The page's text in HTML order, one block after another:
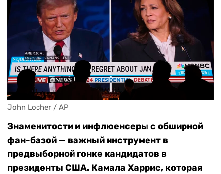
John Locher / AP
Знаменитости и инфлюенсеры с обширной
фан-базой — важный инструмент в
предвыборной гонке кандидатов в
президенты США. Камала Харрис, которая